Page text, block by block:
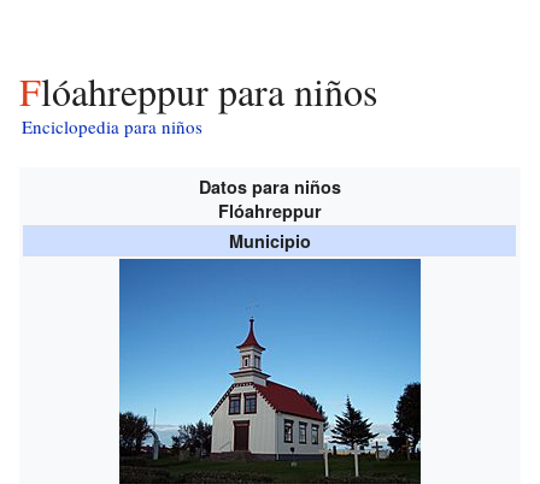
Flóahreppur para niños
Enciclopedia para niños
Datos para niños
Flóahreppur
Municipio